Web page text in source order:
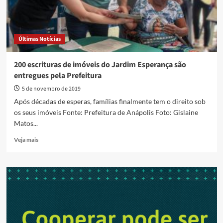
Últimas Notícias
200 escrituras de imóveis do Jardim Esperança são
entregues pela Prefeitura
5 de novembro de 2019
Após décadas de esperas, famílias finalmente tem o direito sob
os seus imóveis Fonte: Prefeitura de Anápolis Foto: Gislaine
Matos...
Veja maisRead
200
escrituras
Jardim